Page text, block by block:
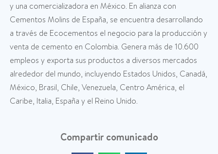
y una comercializadora en México. En alianza con
Cementos Molins de España, se encuentra desarrollando
a través de Ecocementos el negocio para la producción y
venta de cemento en Colombia. Genera más de 10.600
empleos y exporta sus productos a diversos mercados
alrededor del mundo, incluyendo Estados Unidos, Canadá,
México, Brasil, Chile, Venezuela, Centro América, el
Caribe, Italia, España y el Reino Unido.
Compartir comunicado